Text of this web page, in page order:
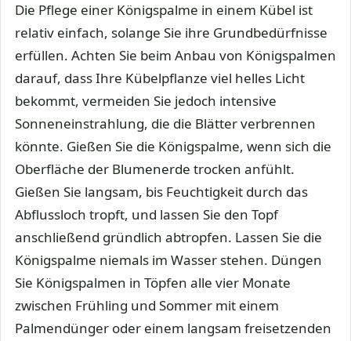
Die Pflege einer Königspalme in einem Kübel ist
relativ einfach, solange Sie ihre Grundbedürfnisse
erfüllen. Achten Sie beim Anbau von Königspalmen
darauf, dass Ihre Kübelpflanze viel helles Licht
bekommt, vermeiden Sie jedoch intensive
Sonneneinstrahlung, die die Blätter verbrennen
könnte. Gießen Sie die Königspalme, wenn sich die
Oberfläche der Blumenerde trocken anfühlt.
Gießen Sie langsam, bis Feuchtigkeit durch das
Abflussloch tropft, und lassen Sie den Topf
anschließend gründlich abtropfen. Lassen Sie die
Königspalme niemals im Wasser stehen. Düngen
Sie Königspalmen in Töpfen alle vier Monate
zwischen Frühling und Sommer mit einem
Palmendünger oder einem langsam freisetzenden